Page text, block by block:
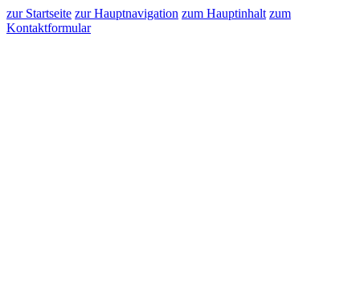
zur Startseite zur Hauptnavigation zum Hauptinhalt zum
Kontaktformular